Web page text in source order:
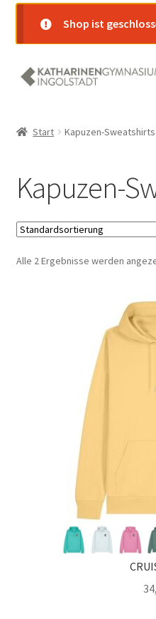
Shop ist
Zur
Navigation
Zum
Inhalt
Warenkorb
Kasse
Mein Konto
Start Kapuzen-Sweatshirts
Kapuzen-
Alle 2 Ergebnisse werden